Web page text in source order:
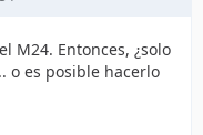
M24. Entonces, ¿solo
o es posible hacerlo